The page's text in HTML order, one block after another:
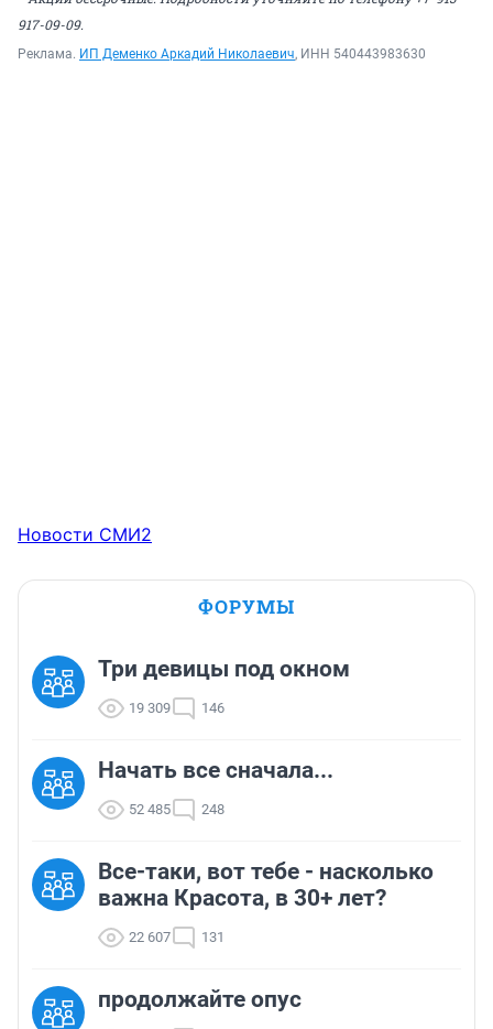
917-09-09.
Реклама. ИП Деменко Аркадий Николаевич, ИНН 540443983630
Новости СМИ2
ФОРУМЫ
Три девицы под окном
19 309 146
Начать все сначала...
52 485 248
Все-таки, вот тебе - насколько
важна Красота, в 30+ лет?
22 607 131
продолжайте опус